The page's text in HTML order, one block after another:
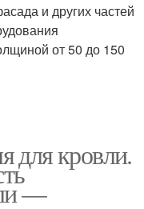
и других частей
от 50 до 150
для кровли.
—